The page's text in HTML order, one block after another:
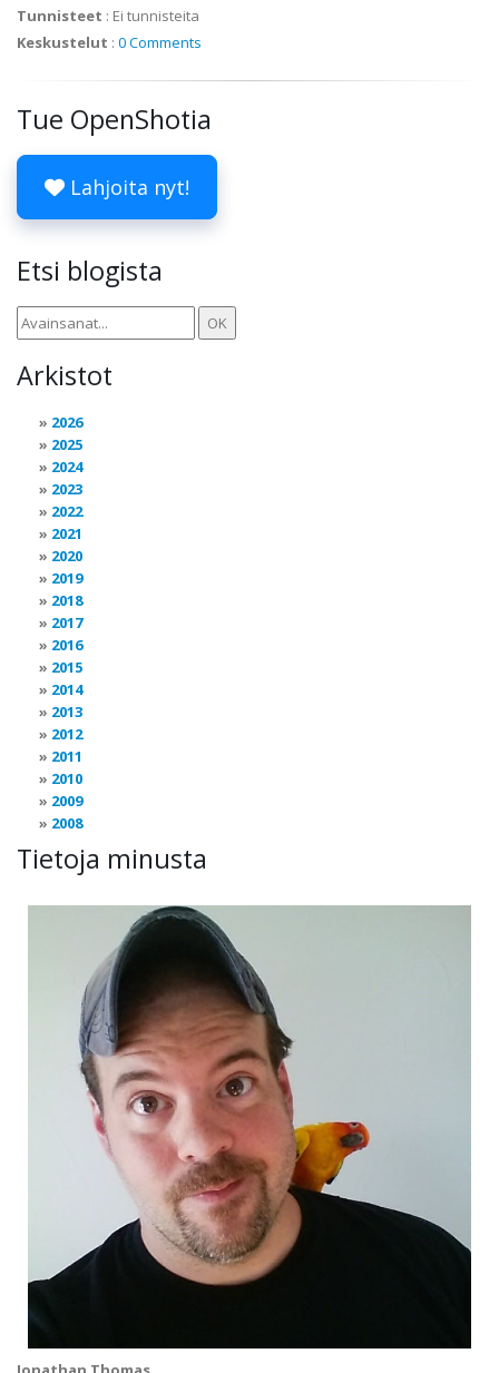
Tunnisteet : Ei tunnisteita
Keskustelut : 0 Comments
Tue OpenShotia
Lahjoita nyt!
Etsi blogista
Arkistot
2026
2025
2024
2023
2022
2021
2020
2019
2018
2017
2016
2015
2014
2013
2012
2011
2010
2009
2008
Tietoja minusta